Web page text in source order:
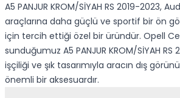
A5 PANJUR KROM/SİYAH RS 2019-2023,
araçlarına daha güçlü ve sportif bir ön
için tercih ettiği özel bir üründür. Opell
sunduğumuz A5 PANJUR KROM/SİYAH RS
işçiliği ve şık tasarımıyla aracın dış
önemli bir aksesuardır.